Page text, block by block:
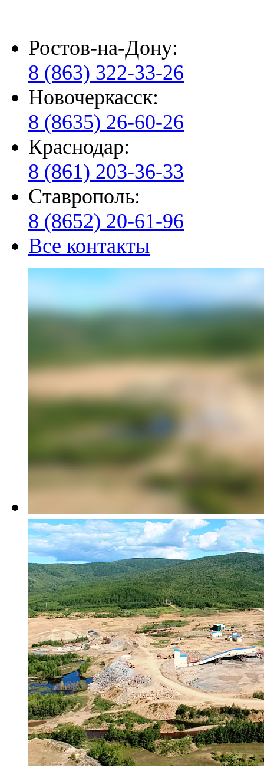
Ростов-на-Дону:
8 (863) 322-33-26
Новочеркасск:
8 (8635) 26-60-26
Краснодар:
8 (861) 203-36-33
Ставрополь:
8 (8652) 20-61-96
Все контакты